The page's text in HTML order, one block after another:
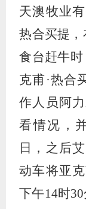
天澳牧业
热合买提
食台赶牛
克甫·热合
作人员阿
看情况，
日，之后
动车将亚
下午14时30